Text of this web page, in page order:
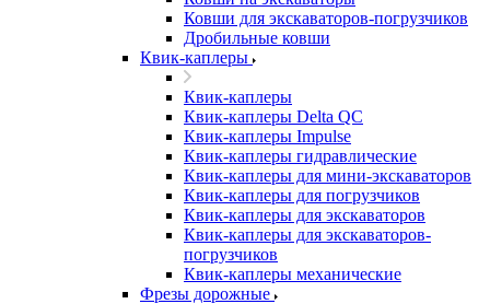
Ковши для экскаваторов-погрузчиков
Дробильные ковши
Квик-каплеры
Квик-каплеры
Квик-каплеры Delta QC
Квик-каплеры Impulse
Квик-каплеры гидравлические
Квик-каплеры для мини-экскаваторов
Квик-каплеры для погрузчиков
Квик-каплеры для экскаваторов
Квик-каплеры для экскаваторов-
погрузчиков
Квик-каплеры механические
Фрезы дорожные